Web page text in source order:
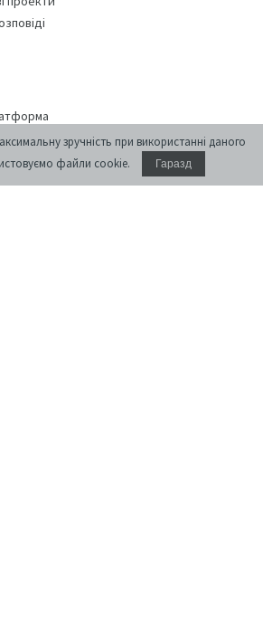
зручність при використанні даного
файли cookie.
Гаразд